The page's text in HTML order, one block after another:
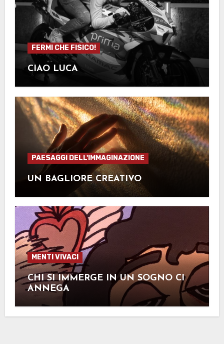
FERMI CHE FISICO!
CIAO LUCA
PAESAGGI DELL'IMMAGINAZIONE
UN BAGLIORE CREATIVO
MENTI VIVACI
CHI SI IMMERGE IN UN SOGNO CI
ANNEGA